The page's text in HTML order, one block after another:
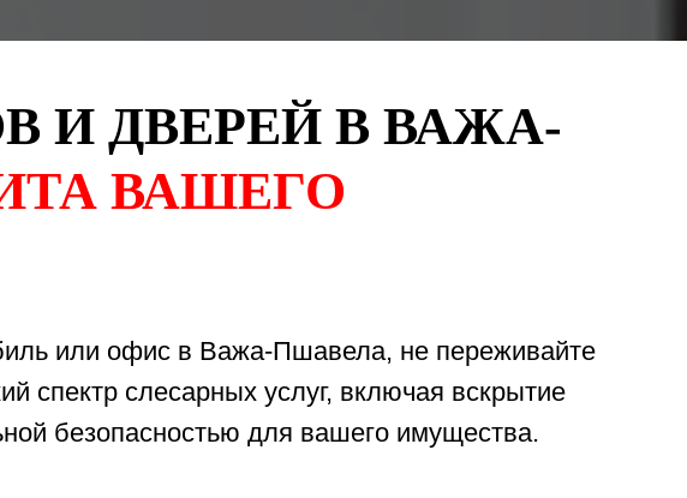
И ДВЕРЕЙ В ВАЖА-
ВАШЕГО
или офис в Важа-Пшавела, не переживайте
спектр слесарных услуг, включая вскрытие
безопасностью для вашего имущества.